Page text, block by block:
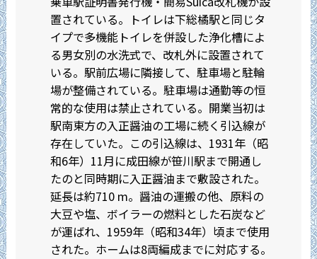
置されている。トイレは下総橘駅と同じタ
イプで多機能トイレを併設した浄化槽によ
る男女別の水洗式で、改札外に設置されて
いる。駅前広場に隣接して、駐車場と駐輪
場が整備されている。駐車場は通勤等の恒
常的な使用は禁止されている。開業当初は
駅南東方の入正醤油の工場に続く引込線が
存在していた。この引込線は、1931年（昭
和6年）11月に成田線が笹川駅まで開通し
たのと同時期に入正醤油まで敷設された。
延長は約710 m。醤油の運搬の他、原料の
大豆や塩、ボイラーの燃料とした石炭など
が運ばれ、1959年（昭和34年）頃まで使用
された。ホームは8両編成までに対応する。